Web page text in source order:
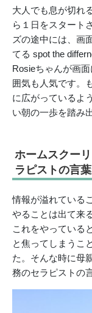
大人でも息が切れ
ら１日をスタート
ズの途中には、画
てる spot the
Rosieちゃんが画
囲気も人気です。
に広がっているよ
い朝の一歩を踏み
ホームスクー
ラピストの言
情報が溢れている
やることは出て来
これをやっている
と焦ってしまうこ
た。そんな時に母
務のセラピストの